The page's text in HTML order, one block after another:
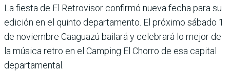
La fiesta de El Retrovisor confirmó nueva fecha para su
edición en el quinto departamento. El próximo sábado 1
de noviembre Caaguazú bailará y celebrará lo mejor de
la música retro en el Camping El Chorro de esa capital
departamental.